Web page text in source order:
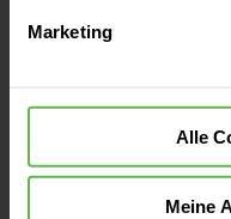
widerrufen.
Marketing
Alle
Meine
Aufnahme &